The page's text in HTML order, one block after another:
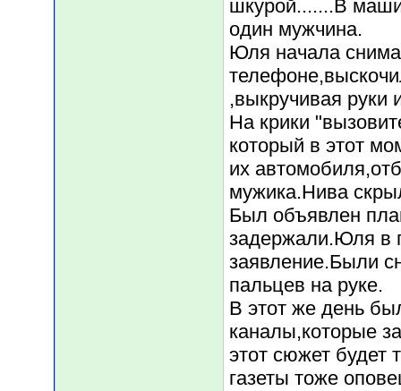
шкурой.......В
один мужчина.
Юля начала
,выкручивая руки
На крики
который в этот
их
мужика.Нива
Был объявлен
задержали.Юля в
заявление.Были
пальцев на руке.
В этот же день
каналы,которые
этот сюжет будет
газеты тоже